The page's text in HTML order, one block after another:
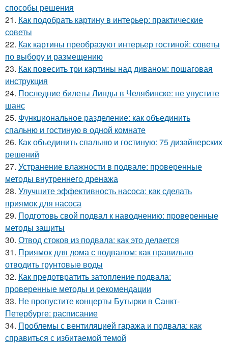
способы решения
21. Как подобрать картину в интерьер: практические
советы
22. Как картины преобразуют интерьер гостиной: советы
по выбору и размещению
23. Как повесить три картины над диваном: пошаговая
инструкция
24. Последние билеты Линды в Челябинске: не упустите
шанс
25. Функциональное разделение: как объединить
спальню и гостиную в одной комнате
26. Как объединить спальню и гостиную: 75 дизайнерских
решений
27. Устранение влажности в подвале: проверенные
методы внутреннего дренажа
28. Улучшите эффективность насоса: как сделать
приямок для насоса
29. Подготовь свой подвал к наводнению: проверенные
методы защиты
30. Отвод стоков из подвала: как это делается
31. Приямок для дома с подвалом: как правильно
отводить грунтовые воды
32. Как предотвратить затопление подвала:
проверенные методы и рекомендации
33. Не пропустите концерты Бутырки в Санкт-
Петербурге: расписание
34. Проблемы с вентиляцией гаража и подвала: как
справиться с избитаемой темой